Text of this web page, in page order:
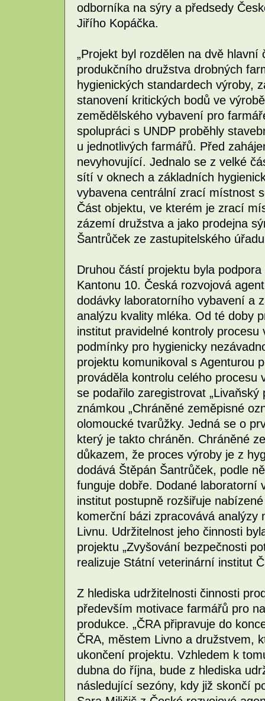
odborníka na sýry a předsedy
Jiřího Kopáčka.
„Projekt byl rozdělen na dvě
produkčního družstva drobných
hygienických standardech výroby,
stanovení kritických bodů ve
zemědělského vybavení pro
spolupráci s UNDP proběhly
u jednotlivých farmářů. Před
nevyhovující. Jednalo se z velké
sítí v oknech a základních
vybavena centrální zrací místnost
Část objektu, ve kterém je zrací
zázemí družstva a jako prodejna
Šantrůček ze zastupitelského
Druhou částí projektu byla
Kantonu 10. Česká rozvojová
dodávky laboratorního vybavení a
analýzu kvality mléka. Od té doby
institut pravidelné kontroly
podmínky pro hygienicky
projektu komunikoval s Agenturou
prováděla kontrolu celého procesu
se podařilo zaregistrovat
známkou „Chráněné zeměpisné
olomoucké tvarůžky. Jedná se o
který je takto chráněn. Chráněné
důkazem, že proces výroby je z
dodává Štěpán Šantrůček, podle
funguje dobře. Dodané laboratorní
institut postupně rozšiřuje
komerční bázi zpracovává
Livnu. Udržitelnost jeho činnosti
projektu „Zvyšování bezpečnosti
realizuje Státní veterinární institut
Z hlediska udržitelnosti činnosti
především motivace farmářů pro
produkce. „ČRA připravuje do
ČRA, městem Livno a družstvem,
ukončení projektu. Vzhledem k
dubna do října, bude z hlediska
následující sezóny, kdy již skončí